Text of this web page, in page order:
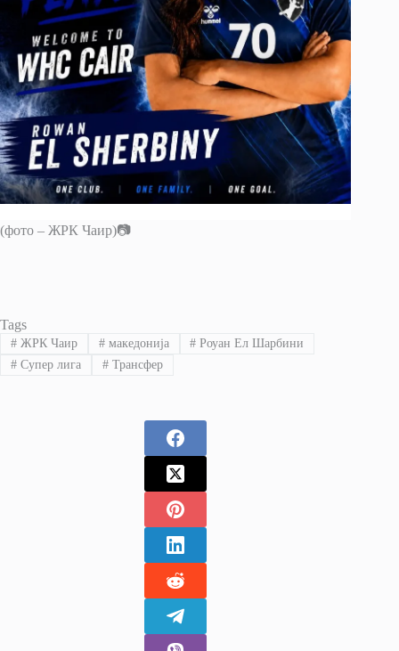
(фото – ЖРК Чаир)📷
Tags
#ЖРК Чаир #македонија # Роуан Ел Шарбини
#Супер лига #Трансфер